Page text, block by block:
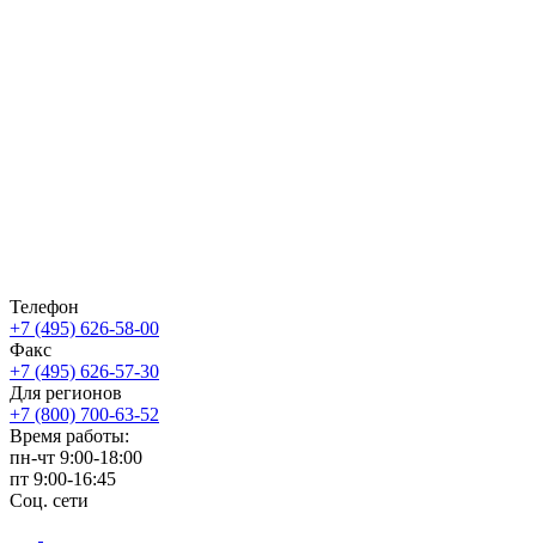
Телефон
+7 (495) 626-58-00
Факс
+7 (495) 626-57-30
Для регионов
+7 (800) 700-63-52
Время работы:
пн-чт 9:00-18:00
пт 9:00-16:45
Соц. сети